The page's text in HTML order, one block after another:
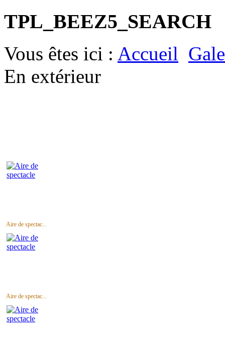
TPL_BEEZ5_SEARCH
Vous êtes ici : Accueil
En extérieur
Aire de spectac...
Aire de spectac...